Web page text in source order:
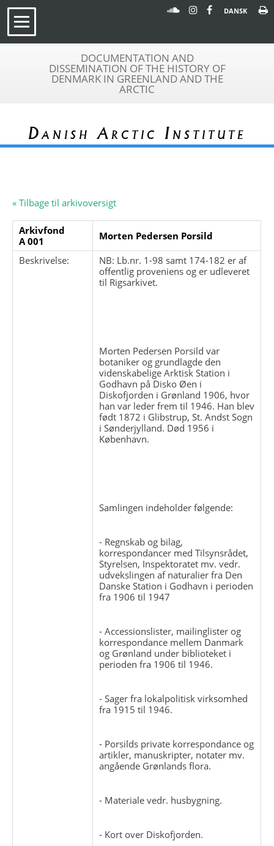
DANSK
DOCUMENTATION AND
DISSEMINATION OF THE HISTORY OF
DENMARK IN GREENLAND AND THE
ARCTIC
Danish Arctic Institute
« Tilbage til arkivoversigt
Arkivfond
A 001
Morten Pedersen Porsild
Beskrivelse:
NB: Lb.nr. 1-98 samt 174-182 er af
offentlig proveniens og er udleveret
til Rigsarkivet.
Morten Pedersen Porsild var
botaniker og grundlagde den
videnskabelige Arktisk Station i
Godhavn på Disko Øen i
Diskofjorden i Grønland 1906, hvor
han var leder frem til 1946. Han blev
født 1872 i Glibstrup, St. Andst Sogn
i Sønderjylland. Død 1956 i
København.
Samlingen indeholder følgende:
- Regnskab og bilag,
korrespondancer med Tilsynsrådet,
Styrelsen, Inspektoratet mv. vedr.
udvekslingen af naturalier fra Den
Danske Station i Godhavn i perioden
fra 1906 til 1947
- Accessionslister, mailinglister og
korrespondance mellem Danmark
og Grønland under biblioteket i
perioden fra 1906 til 1946.
- Sager fra lokalpolitisk virksomhed
fra 1915 til 1946.
- Porsilds private korrespondance og
artikler, manuskripter, notater mv.
angående Grønlands flora.
- Materiale vedr. husbygning.
- Kort over Diskofjorden.